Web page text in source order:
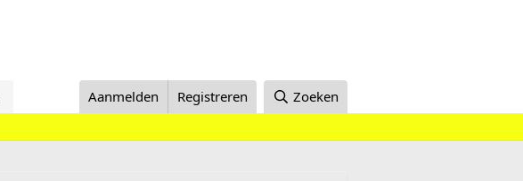
Aanmelden Registreren Zoeken